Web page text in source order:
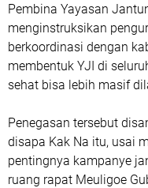
Pembina Yayasan
menginstruksikan
berkoordinasi dengan
membentuk YJI di
sehat bisa lebih masif
Penegasan tersebut
disapa Kak Na itu, usai
pentingnya kampanye
ruang rapat Meuligoe